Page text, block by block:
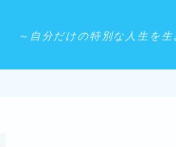
～自分だけの特別な人生を生